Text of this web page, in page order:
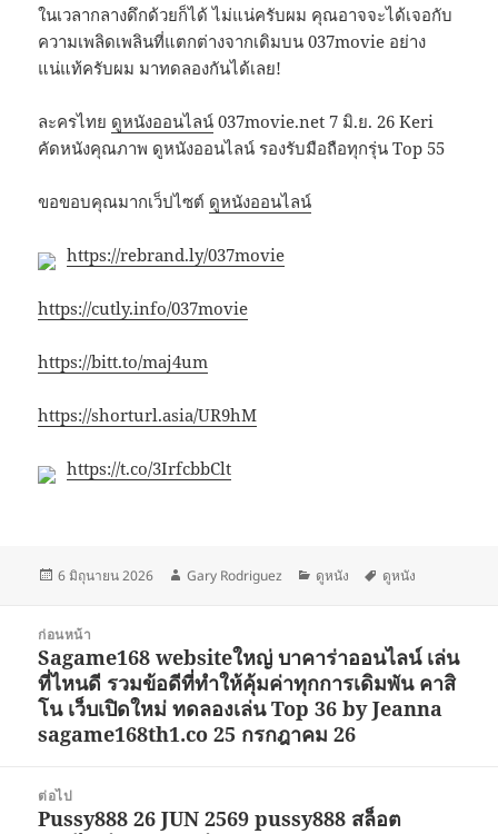
ในเวลากลางดึกด้วยก็ได้ ไม่แน่ครับผม คุณอาจจะได้เจอกับ
ความเพลิดเพลินที่แตกต่างจากเดิมบน 037movie อย่าง
แน่แท้ครับผม มาทดลองกันได้เลย!
ละครไทย ดูหนังออนไลน์ 037movie.net 7 มิ.ย. 26 Keri
คัดหนังคุณภาพ ดูหนังออนไลน์ รองรับมือถือทุกรุ่น Top 55
ขอขอบคุณมากเว็ปไซต์ ดูหนังออนไลน์
https://rebrand.ly/037movie
https://cutly.info/037movie
https://bitt.to/maj4um
https://shorturl.asia/UR9hM
https://t.co/3IrfcbbClt
เขียน
6 มิถุนายน 2026
ผู้
Gary Rodriguez
หมวด
ดูหนัง
ป้าย
ดูหนัง
ก่อนหน้า
เรื่อง
ก่อน
หน้า:
Sagame168 websiteใหญ่ บาคาร่าออนไลน์ เล่น
ที่ไหนดี รวมข้อดีที่ทำให้คุ้มค่าทุกการเดิมพัน คาสิ
โน เว็บเปิดใหม่ ทดลองเล่น Top 36 by Jeanna
sagame168th1.co 25 กรกฎาคม 26
ต่อไป
เรื่อง
Pussy888 26 JUN 2569 pussy888 สล็อต